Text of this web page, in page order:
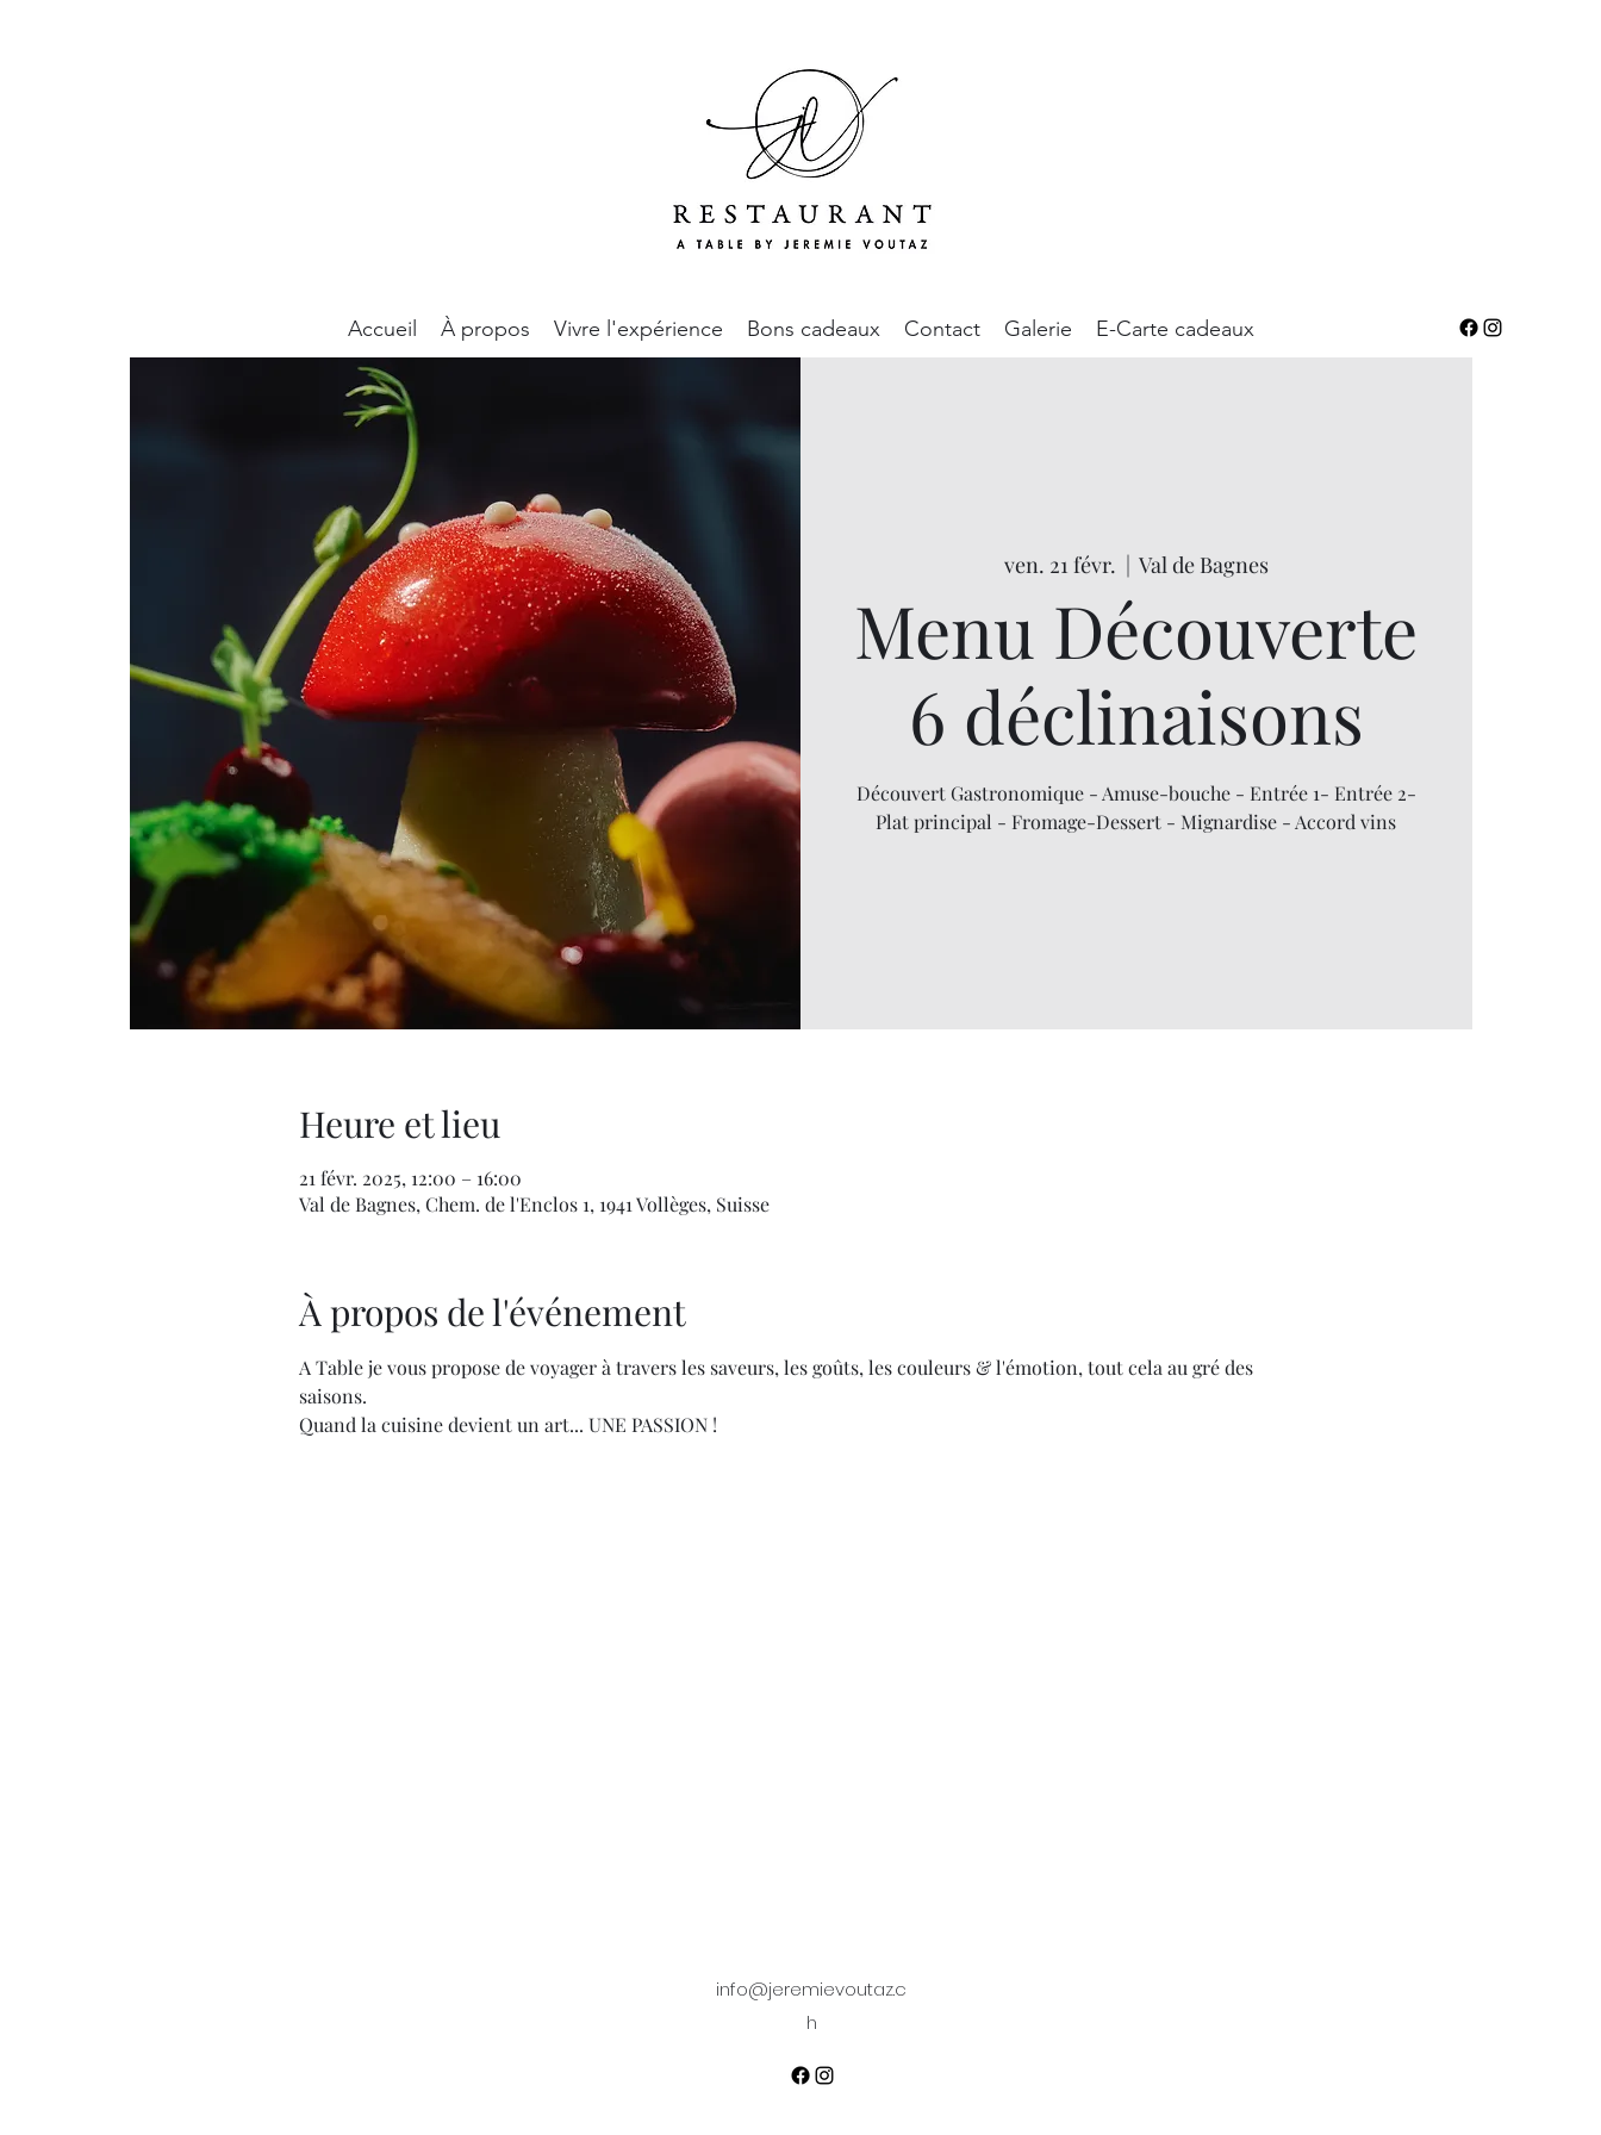
Accueil À propos Vivre l'expérience Bons cadeaux Contact Galerie E-Carte cadeaux
ven. 21 févr.
  |
Val de Bagnes
Menu Découverte
6 déclinaisons
Découvert Gastronomique - Amuse-bouche - Entrée 1- Entrée 2-
Plat principal - Fromage-Dessert - Mignardise - Accord vins
Heure et lieu
21 févr. 2025, 12:00 – 16:00
Val de Bagnes, Chem. de l'Enclos 1, 1941 Vollèges, Suisse
À propos de l'événement
A Table je vous propose de voyager à travers les saveurs, les goûts, les couleurs & l'émotion, tout cela au gré des
saisons.
Quand la cuisine devient un art... UNE PASSION !
info@jeremievoutaz.c
h